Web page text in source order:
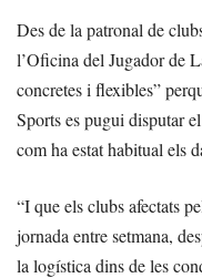
Des de la patronal de
l’Oficina del Jugador de
concretes i flexibles”
Sports es pugui disputar
com ha estat habitual els
“I que els clubs afectats
jornada entre setmana,
la logística dins de les